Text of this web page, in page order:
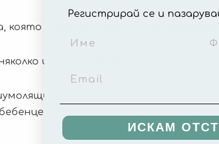
която може да закрепите за
цветни страници, които
което ще тренира слуха и
Ви да се оглежда и опознава
Регистрирай се и
ИСКАМ